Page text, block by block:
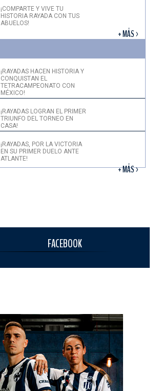
¡COMPARTE Y VIVE TU
HISTORIA RAYADA CON TUS
ABUELOS!
+ MÁS >
¡RAYADAS HACEN HISTORIA Y
CONQUISTAN EL
TETRACAMPEONATO CON
MÉXICO!
¡RAYADAS LOGRAN EL PRIMER
TRIUNFO DEL TORNEO EN
CASA!
¡RAYADAS, POR LA VICTORIA
EN SU PRIMER DUELO ANTE
ATLANTE!
+ MÁS >
FACEBOOK